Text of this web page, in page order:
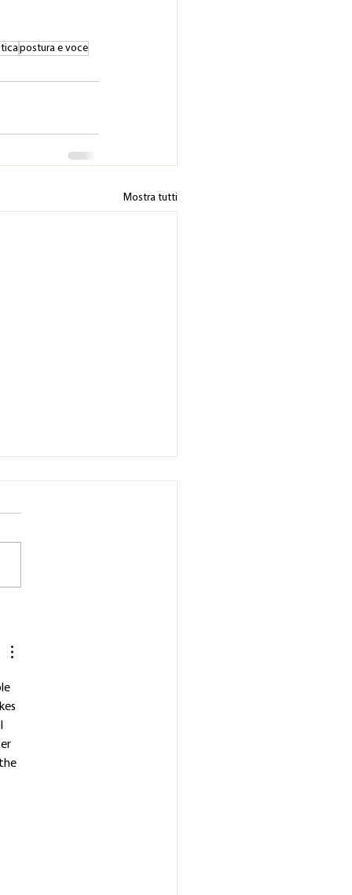
postura e voce
Mostra tutti
un vero infortunio